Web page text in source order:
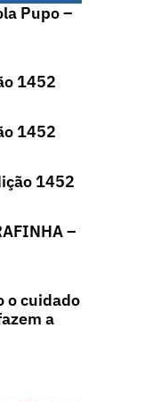
Pupo –
1452
1452
1452
–
o cuidado
a